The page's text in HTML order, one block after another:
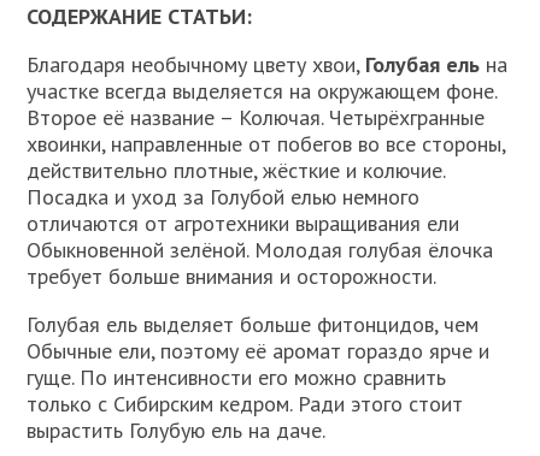
СОДЕРЖАНИЕ СТАТЬИ:
Благодаря необычному цвету хвои, Голубая ель на
участке всегда выделяется на окружающем фоне.
Второе её название – Колючая. Четырёхгранные
хвоинки, направленные от побегов во все стороны,
действительно плотные, жёсткие и колючие.
Посадка и уход за Голубой елью немного
отличаются от агротехники выращивания ели
Обыкновенной зелёной. Молодая голубая ёлочка
требует больше внимания и осторожности.
Голубая ель выделяет больше фитонцидов, чем
Обычные ели, поэтому её аромат гораздо ярче и
гуще. По интенсивности его можно сравнить
только с Сибирским кедром. Ради этого стоит
вырастить Голубую ель на даче.